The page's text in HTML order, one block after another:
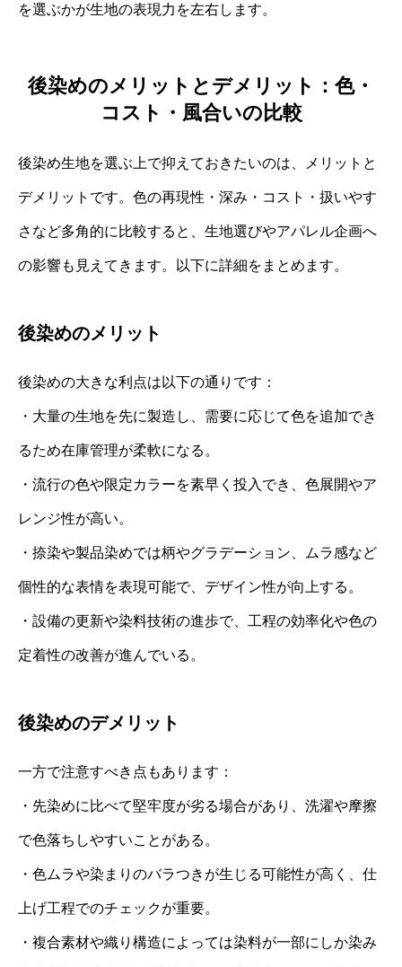
を選ぶかが生地の表現力を左右します。
後染めのメリットとデメリット：色・
コスト・風合いの比較
後染め生地を選ぶ上で抑えておきたいのは、メリットと
デメリットです。色の再現性・深み・コスト・扱いやす
さなど多角的に比較すると、生地選びやアパレル企画へ
の影響も見えてきます。以下に詳細をまとめます。
後染めのメリット
後染めの大きな利点は以下の通りです：
・大量の生地を先に製造し、需要に応じて色を追加でき
るため在庫管理が柔軟になる。
・流行の色や限定カラーを素早く投入でき、色展開やア
レンジ性が高い。
・捺染や製品染めでは柄やグラデーション、ムラ感など
個性的な表情を表現可能で、デザイン性が向上する。
・設備の更新や染料技術の進歩で、工程の効率化や色の
定着性の改善が進んでいる。
後染めのデメリット
一方で注意すべき点もあります：
・先染めに比べて堅牢度が劣る場合があり、洗濯や摩擦
で色落ちしやすいことがある。
・色ムラや染まりのバラつきが生じる可能性が高く、仕
上げ工程でのチェックが重要。
・複合素材や織り構造によっては染料が一部にしか染み